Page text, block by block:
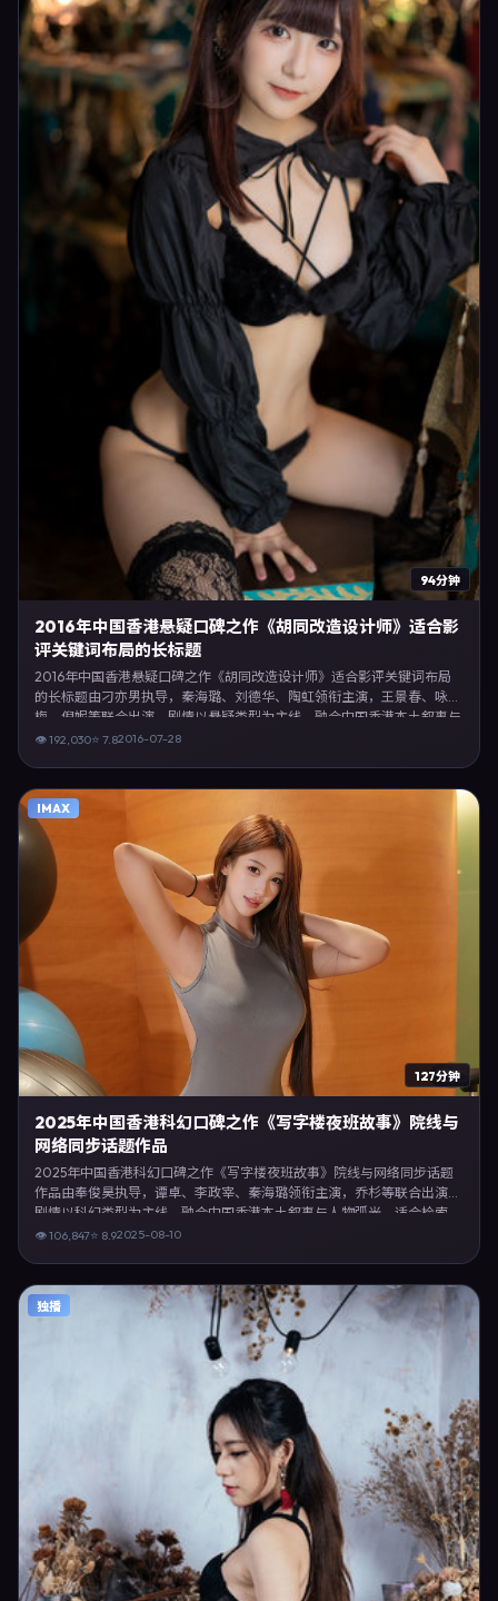
94分钟
2016年中国香港悬疑口碑之作《胡同改造设计师》适合影
评关键词布局的长标题
2016年中国香港悬疑口碑之作《胡同改造设计师》适合影评关键词布局
的长标题由刁亦男执导，秦海璐、刘德华、陶虹领衔主演，王景春、咏
梅、倪妮等联合出演。剧情以悬疑类型为主线，融合中国香港本土叙事与
人物弧光，适合检索「悬疑电影 中国香港 刁亦男 秦海璐」等关键词的观
荐、影评长文与专题策划的引用素材。
👁192,030⭐ 7.82016-07-28
IMAX
127分钟
2025年中国香港科幻口碑之作《写字楼夜班故事》院线与
网络同步话题作品
2025年中国香港科幻口碑之作《写字楼夜班故事》院线与网络同步话题
作品由奉俊昊执导，谭卓、李政宰、秦海璐领衔主演，乔杉等联合出演。
剧情以科幻类型为主线，融合中国香港本土叙事与人物弧光，适合检索
「科幻电影 中国香港 奉俊昊 谭卓」等关键词的观众。2025年8月10日完
划的引用素材。
👁106,847⭐ 8.92025-08-10
独播